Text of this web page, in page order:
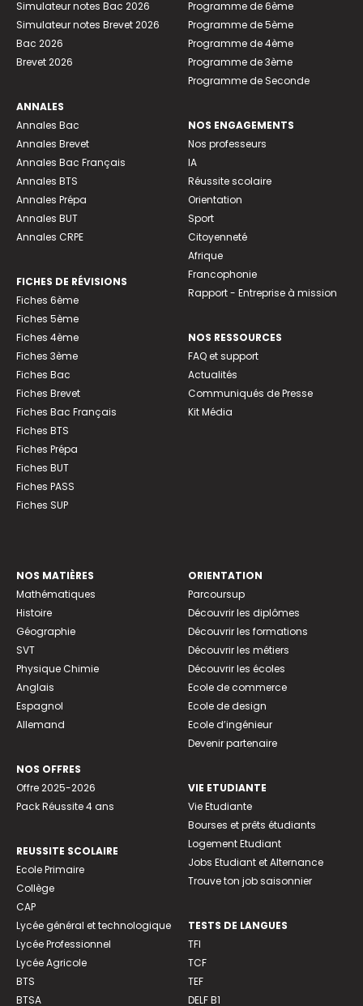
Simulateur notes Bac 2026
Simulateur notes Brevet 2026
Bac 2026
Brevet 2026
ANNALES
Annales Bac
Annales Brevet
Annales Bac Français
Annales BTS
Annales Prépa
Annales BUT
Annales CRPE
FICHES DE RÉVISIONS
Fiches 6ème
Fiches 5ème
Fiches 4ème
Fiches 3ème
Fiches Bac
Fiches Brevet
Fiches Bac Français
Fiches BTS
Fiches Prépa
Fiches BUT
Fiches PASS
Fiches SUP
Programme de 6ème
Programme de 5ème
Programme de 4ème
Programme de 3ème
Programme de Seconde
NOS ENGAGEMENTS
Nos professeurs
IA
Réussite scolaire
Orientation
Sport
Citoyenneté
Afrique
Francophonie
Rapport - Entreprise à mission
NOS RESSOURCES
FAQ et support
Actualités
Communiqués de Presse
Kit Média
NOS MATIÈRES
Mathématiques
Histoire
Géographie
SVT
Physique Chimie
Anglais
Espagnol
Allemand
NOS OFFRES
Offre 2025-2026
Pack Réussite 4 ans
REUSSITE SCOLAIRE
Ecole Primaire
Collège
CAP
Lycée général et technologique
Lycée Professionnel
Lycée Agricole
BTS
BTSA
ORIENTATION
Parcoursup
Découvrir les diplômes
Découvrir les formations
Découvrir les métiers
Découvrir les écoles
Ecole de commerce
Ecole de design
Ecole d’ingénieur
Devenir partenaire
VIE ETUDIANTE
Vie Etudiante
Bourses et prêts étudiants
Logement Etudiant
Jobs Etudiant et Alternance
Trouve ton job saisonnier
TESTS DE LANGUES
TFI
TCF
TEF
DELF B1